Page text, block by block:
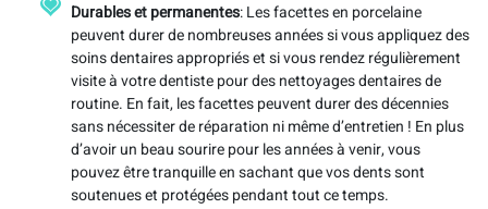
Durables et permanentes: Les facettes en porcelaine
peuvent durer de nombreuses années si vous appliquez des
soins dentaires appropriés et si vous rendez régulièrement
visite à votre dentiste pour des nettoyages dentaires de
routine. En fait, les facettes peuvent durer des décennies
sans nécessiter de réparation ni même d’entretien ! En plus
d’avoir un beau sourire pour les années à venir, vous
pouvez être tranquille en sachant que vos dents sont
soutenues et protégées pendant tout ce temps.